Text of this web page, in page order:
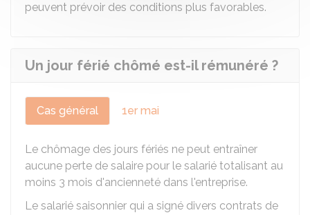
peuvent prévoir des conditions plus favorables.
Un jour férié chômé est-il rémunéré ?
Cas général 1er mai
Le chômage des jours fériés ne peut entraîner
aucune perte de salaire pour le salarié totalisant au
moins 3 mois d'ancienneté dans l'entreprise.
Le salarié saisonnier qui a signé divers contrats de